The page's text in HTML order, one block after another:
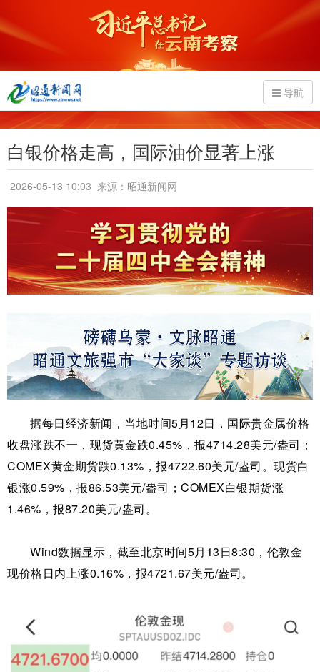
导航
白银价格走高，国际油价显著上涨
2026-05-13 10:03 来源：昭通新闻网
据每日经济新闻，当地时间5月12日，国际贵金属价格
收盘涨跌不一，现货黄金跌0.45%，报4714.28美元/盎司；
COMEX黄金期货跌0.13%，报4722.60美元/盎司。现货白
银涨0.59%，报86.53美元/盎司；COMEX白银期货涨
1.46%，报87.20美元/盎司。
Wind数据显示，截至北京时间5月13日8:30，伦敦金
现价格日内上涨0.16%，报4721.67美元/盎司。